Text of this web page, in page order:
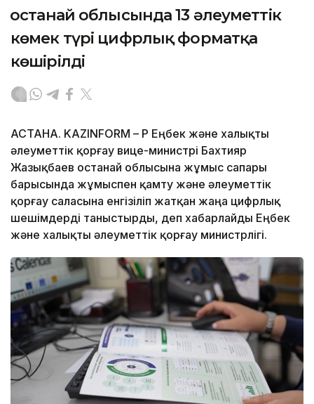
Қостанай облысында 13 әлеуметтік
көмек түрі цифрлық форматқа
көшірілді
АСТАНА. KAZINFORM – ҚР Еңбек және халықты
әлеуметтік қорғау вице-министрі Бахтияр
Жазықбаев Қостанай облысына жұмыс сапары
барысында жұмыспен қамту және әлеуметтік
қорғау саласына енгізіліп жатқан жаңа цифрлық
шешімдерді таныстырды, деп хабарлайды Еңбек
және халықты әлеуметтік қорғау министрлігі.